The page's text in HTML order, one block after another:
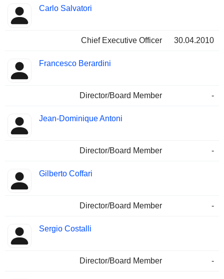
Carlo Salvatori
Chief Executive Officer 30.04.2010
Francesco Berardini
Director/Board Member -
Jean-Dominique Antoni
Director/Board Member -
Gilberto Coffari
Director/Board Member -
Sergio Costalli
Director/Board Member -